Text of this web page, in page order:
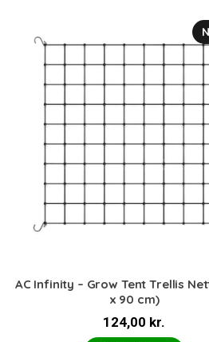
AC Infinity – Grow Tent Trellis
x 90 cm)
124,00 kr.